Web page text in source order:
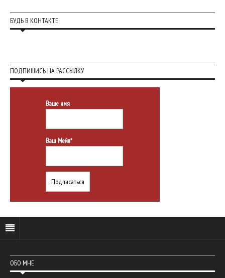
БУДЬ В КОНТАКТЕ
ПОДПИШИСЬ НА РАССЫЛКУ
Ваше имя
Ваш Мейл*
ОБО МНЕ